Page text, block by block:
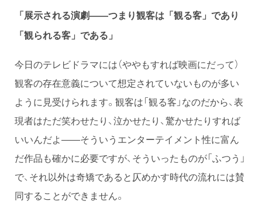
「展示される演劇——つまり観客は「観る客」であり
「観られる客」である」
今日のテレビドラマには（ややもすれば映画にだって）
観客の存在意義について想定されていないものが多い
ように見受けられます。観客は「観る客」なのだから、表
現者はただ笑わせたり、泣かせたり、驚かせたりすれば
いいんだよ——そういうエンターテイメント性に富ん
だ作品も確かに必要ですが、そういったものが「ふつう」
で、それ以外は奇矯であると仄めかす時代の流れには賛
同することができません。